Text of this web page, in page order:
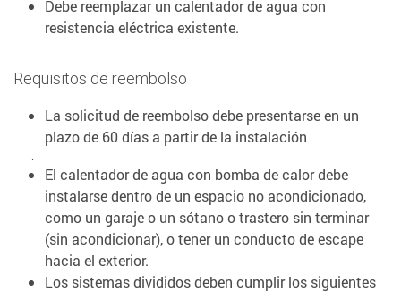
Debe reemplazar un calentador de agua con
resistencia eléctrica existente.
Requisitos de reembolso
La solicitud de reembolso debe presentarse en un
plazo de 60 días a partir de la instalación
.
El calentador de agua con bomba de calor debe
instalarse dentro de un espacio no acondicionado,
como un garaje o un sótano o trastero sin terminar
(sin acondicionar), o tener un conducto de escape
hacia el exterior.
Los sistemas divididos deben cumplir los siguientes